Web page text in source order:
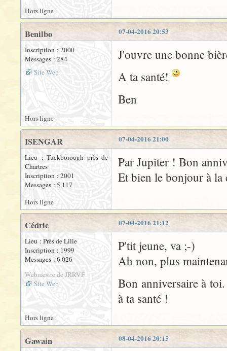
Hors ligne
07-04-2016 20:53
Benilbo
Inscription : 2000
Messages : 284
Site Web
J'ouvre une bonne
A ta santé!
Ben
Hors ligne
07-04-2016 21:00
ISENGAR
Lieu : Tuckborough près de
Chartres
Inscription : 2001
Messages : 5 117
Par Jupiter ! Bon
Et bien le bonjour à
Hors ligne
07-04-2016 21:12
Cédric
Lieu : Près de Lille
Inscription : 1999
Messages : 6 026
Webmestre de JRRVF
Site Web
P'tit jeune, va ;-)
Ah non, plus
Bon anniversaire à
à ta santé !
Hors ligne
08-04-2016 20:15
Gawain